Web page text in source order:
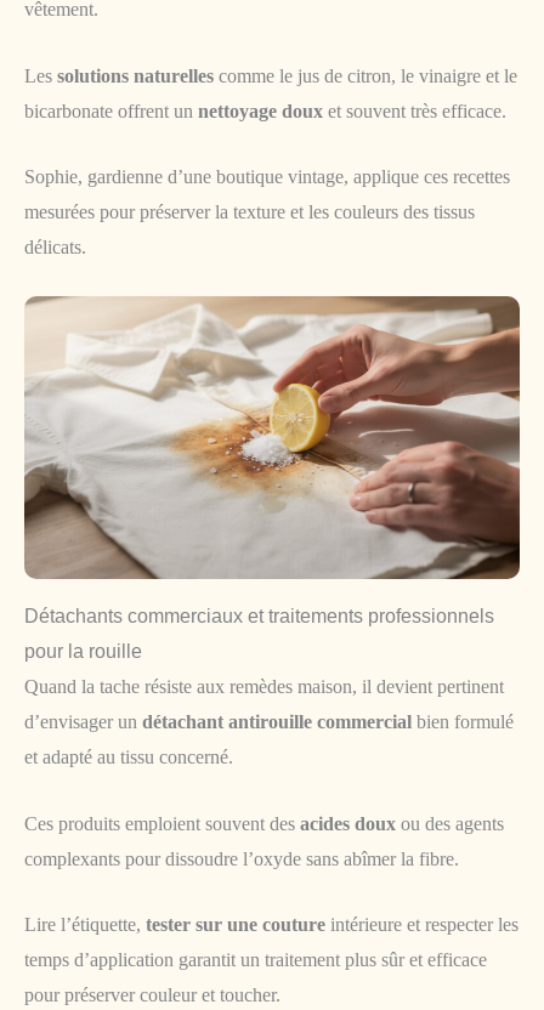
vêtement.
Les solutions naturelles comme le jus de citron, le vinaigre et le
bicarbonate offrent un nettoyage doux et souvent très efficace.
Sophie, gardienne d’une boutique vintage, applique ces recettes
mesurées pour préserver la texture et les couleurs des tissus
délicats.
Détachants commerciaux et traitements professionnels
pour la rouille
Quand la tache résiste aux remèdes maison, il devient pertinent
d’envisager un détachant antirouille commercial bien formulé
et adapté au tissu concerné.
Ces produits emploient souvent des acides doux ou des agents
complexants pour dissoudre l’oxyde sans abîmer la fibre.
Lire l’étiquette, tester sur une couture intérieure et respecter les
temps d’application garantit un traitement plus sûr et efficace
pour préserver couleur et toucher.